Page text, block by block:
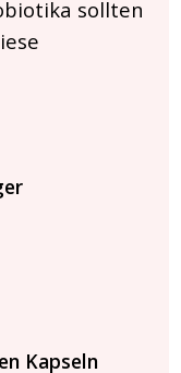
sollten
Kapseln